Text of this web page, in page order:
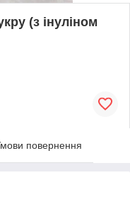
(з інуліном
повернення